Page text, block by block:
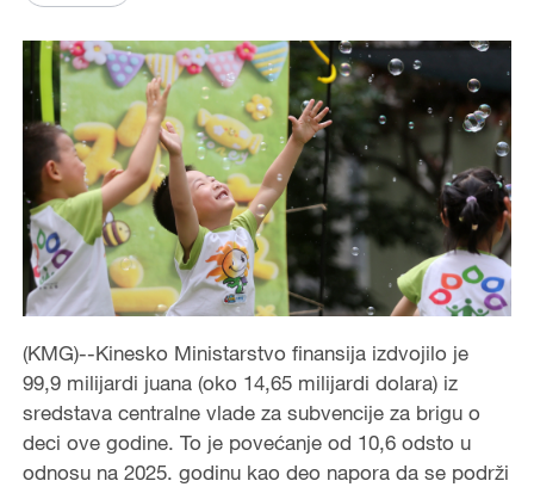
(KMG)--Kinesko Ministarstvo finansija izdvojilo je
99,9 milijardi juana (oko 14,65 milijardi dolara) iz
sredstava centralne vlade za subvencije za brigu o
deci ove godine. To je povećanje od 10,6 odsto u
odnosu na 2025. godinu kao deo napora da se podrži